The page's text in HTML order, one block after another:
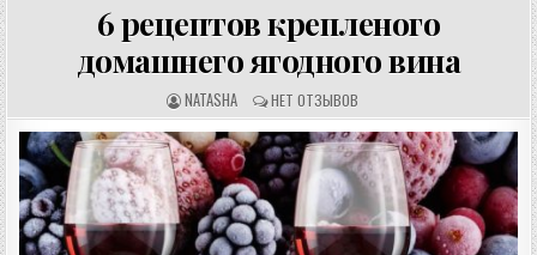
6 рецептов крепленого
домашнего ягодного вина
А
В
Т
О
Р
Р
Е
Ц
Е
П
Т
NATASHA О
Т
З
Ы
В
Ы
:
НЕТ ОТЗЫВОВ